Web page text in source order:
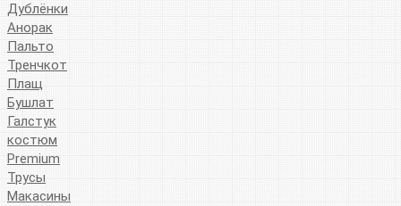
Дублёнки
Анорак
Пальто
Тренчкот
Плащ
Бушлат
Галстук
костюм
Premium
Трусы
Макасины